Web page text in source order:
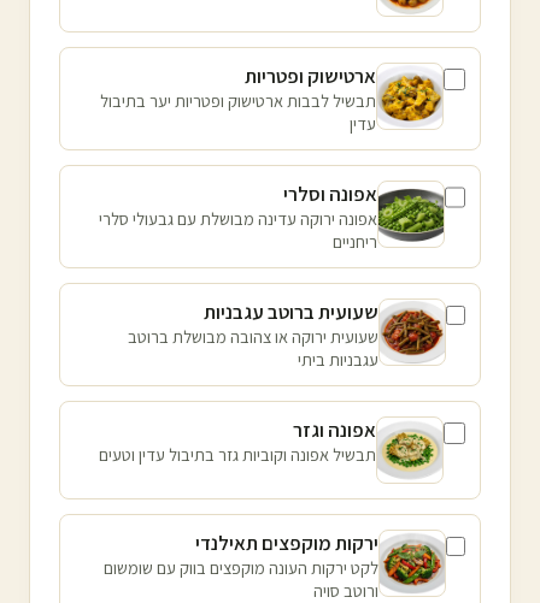
ארטישוק ופטריות
תבשיל לבבות ארטישוק ופטריות יער בתיבול
עדין
אפונה וסלרי
אפונה ירוקה עדינה מבושלת עם גבעולי סלרי
ריחניים
שעועית ברוטב עגבניות
שעועית ירוקה או צהובה מבושלת ברוטב
עגבניות ביתי
אפונה וגזר
תבשיל אפונה וקוביות גזר בתיבול עדין וטעים
ירקות מוקפצים תאילנדי
לקט ירקות העונה מוקפצים בווק עם שומשום
ורוטב סויה